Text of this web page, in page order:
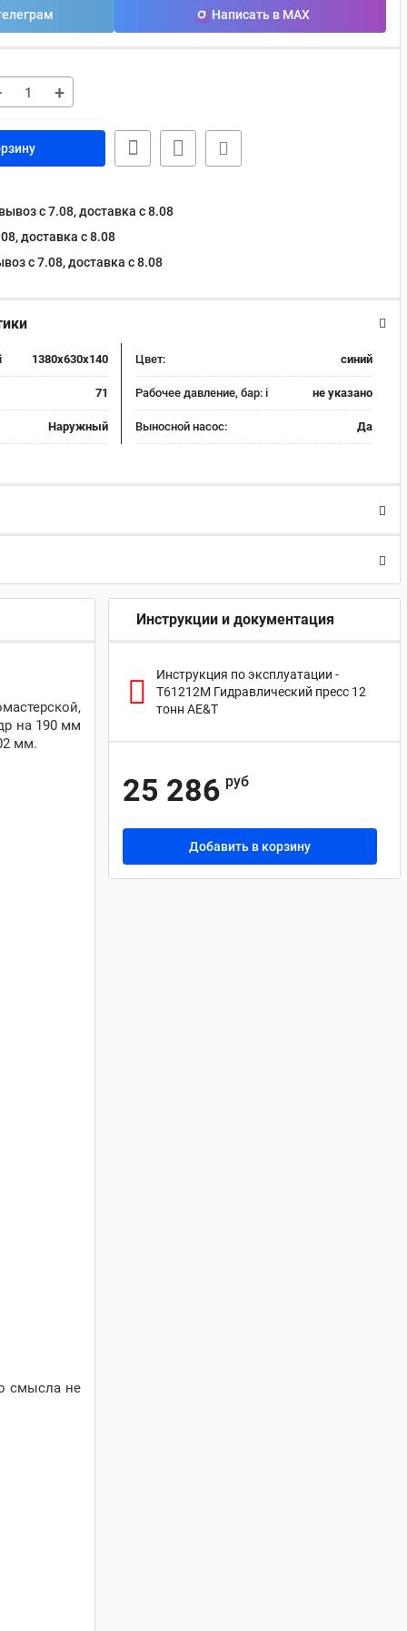
Написать в MAX
+
с 7.08, доставка c 8.08
доставка c 8.08
с 7.08, доставка c 8.08
i 1380x630x140 Цвет: синий
71 Рабочее давление, бар: i не указано
Наружный Выносной насос: Да
на 190 мм
мм.
смысла не
Инструкции и документация
Инструкция по эксплуатации -
T61212M Гидравлический пресс 12
тонн AE&T
25 286 руб
Добавить в корзину